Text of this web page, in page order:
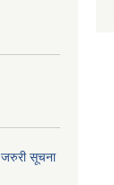
सूचना